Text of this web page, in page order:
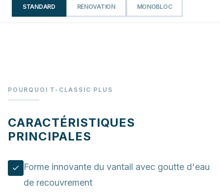
STANDARD RÉNOVATION MONOBLOC
POURQUOI T-CLASSIC PLUS
CARACTÉRISTIQUES
PRINCIPALES
Forme innovante du vantail avec goutte d'eau
de recouvrement